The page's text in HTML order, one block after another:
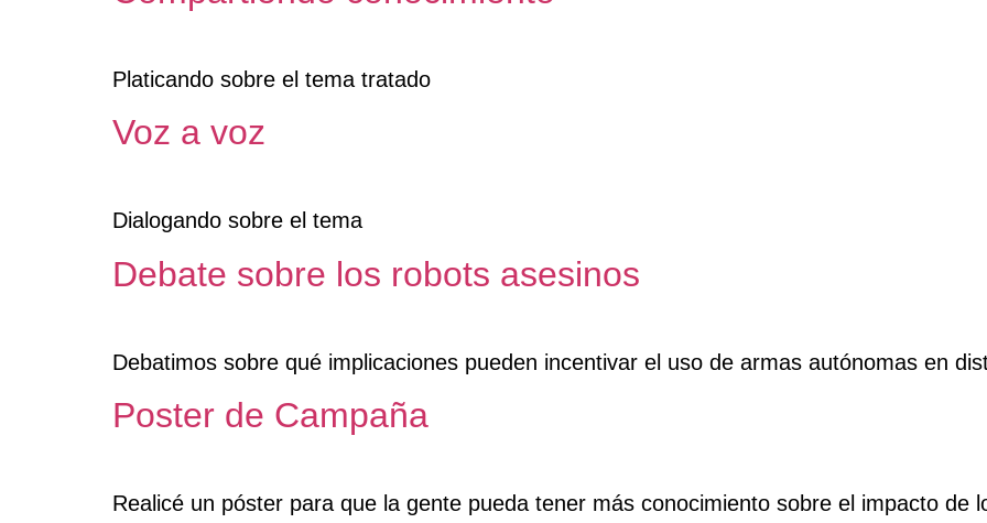
Platicando sobre el tema tratado
Voz a voz
Dialogando sobre el tema
Debate sobre los robots asesinos
Debatimos sobre qué implicaciones pueden incentivar el uso de armas autónomas en
Poster de Campaña
Realicé un póster para que la gente pueda tener más conocimiento sobre el impacto de